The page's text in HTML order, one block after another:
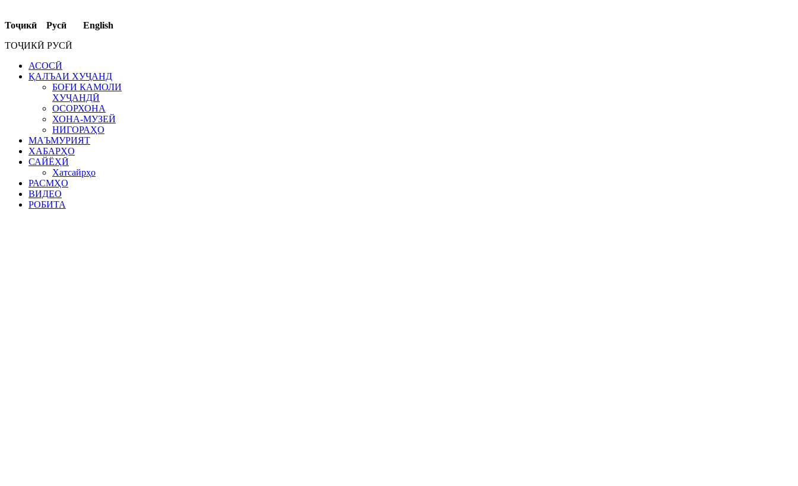
Тоҷикӣ Русӣ English
ТОҶИКӢ РУСӢ
АСОСӢ
ҚАЛЪАИ ХУҶАНД
БОҒИ КАМОЛИ
ХУҶАНДӢ
ОСОРХОНА
ХОНА-МУЗЕЙ
НИГОРАҲО
МАЪМУРИЯТ
ХАБАРҲО
САЙЁҲӢ
Хатсайрҳо
РАСМҲО
ВИДЕО
РОБИТА